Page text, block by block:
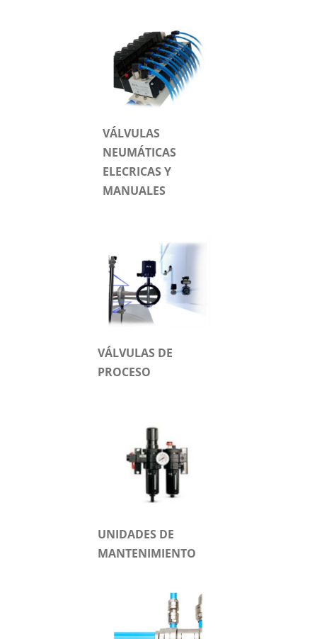
VÁLVULAS
NEUMÁTICAS
ELECRICAS Y
MANUALES
VÁLVULAS DE
PROCESO
UNIDADES DE
MANTENIMIENTO